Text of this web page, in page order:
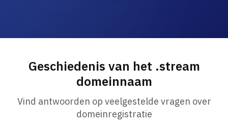
Geschiedenis van het .stream
domeinnaam
Vind antwoorden op veelgestelde vragen over
domeinregistratie